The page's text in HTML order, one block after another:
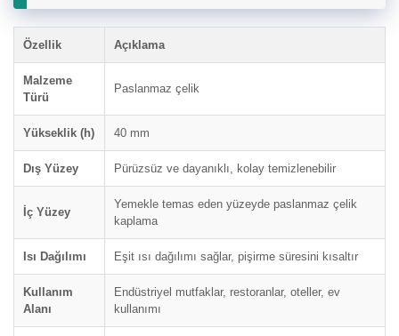
Özellik Açıklama
Malzeme
Türü
Paslanmaz çelik
Yükseklik (h) 40 mm
Dış Yüzey Pürüzsüz ve dayanıklı, kolay temizlenebilir
İç Yüzey
Yemekle temas eden yüzeyde paslanmaz çelik
kaplama
Isı Dağılımı Eşit ısı dağılımı sağlar, pişirme süresini kısaltır
Kullanım
Alanı
Endüstriyel mutfaklar, restoranlar, oteller, ev
kullanımı